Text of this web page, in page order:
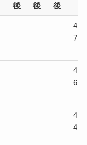
後
後
後
4
7％
4
6％
4
4％